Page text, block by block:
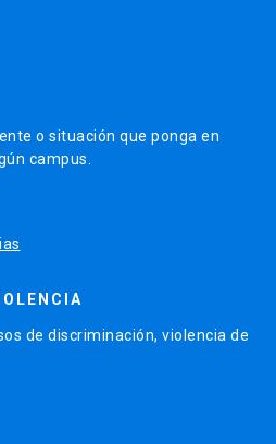
o situación que ponga en
campus.
de discriminación, violencia de